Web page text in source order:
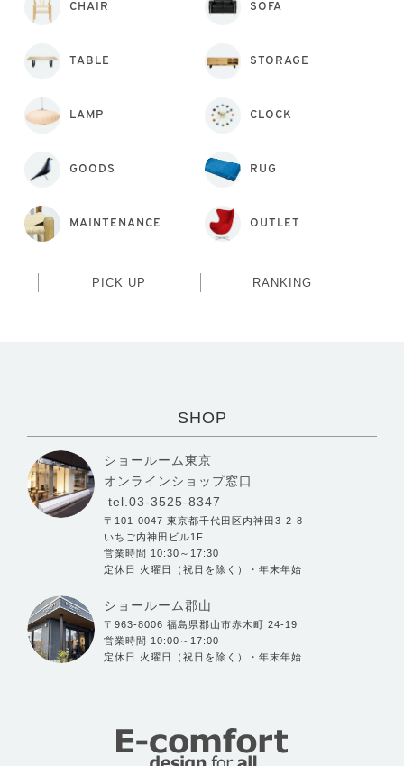
CHAIR SOFA
TABLE STORAGE
LAMP CLOCK
GOODS RUG
MAINTENANCE OUTLET
PICK UP RANKING
SHOP
ショールーム東京
オンラインショップ窓口
tel.03-3525-8347
〒101-0047 東京都千代田区内神田3-2-8
いちご内神田ビル1F
営業時間 10:30～17:30
定休日 火曜日（祝日を除く）・年末年始
ショールーム郡山
〒963-8006 福島県郡山市赤木町 24-19
営業時間 10:00～17:00
定休日 火曜日（祝日を除く）・年末年始